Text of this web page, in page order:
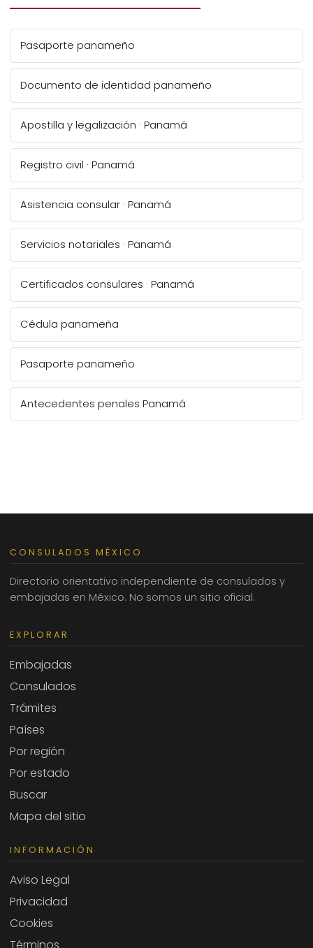
Pasaporte panameño
Documento de identidad panameño
Apostilla y legalización · Panamá
Registro civil · Panamá
Asistencia consular · Panamá
Servicios notariales · Panamá
Certificados consulares · Panamá
Cédula panameña
Pasaporte panameño
Antecedentes penales Panamá
CONSULADOS MÉXICO
Directorio orientativo independiente de consulados y
embajadas en México. No somos un sitio oficial.
EXPLORAR
Embajadas
Consulados
Trámites
Países
Por región
Por estado
Buscar
Mapa del sitio
INFORMACIÓN
Aviso Legal
Privacidad
Cookies